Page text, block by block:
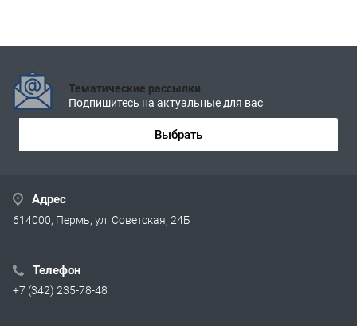
Тематические рассылки
Подпишитесь на актуальные для вас
Выбрать
Адрес
614000, Пермь, ул. Советская, 24Б
Телефон
+7 (342) 235-78-48